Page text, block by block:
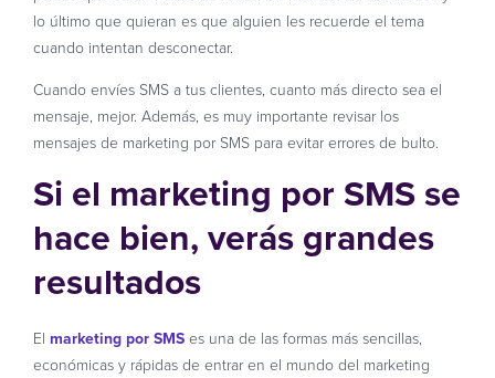
lo último que quieran es que alguien les recuerde el tema
cuando intentan desconectar.
Cuando envíes SMS a tus clientes, cuanto más directo sea el
mensaje, mejor. Además, es muy importante revisar los
mensajes de marketing por SMS para evitar errores de bulto.
Si el marketing por SMS se
hace bien, verás grandes
resultados
El marketing por SMS es una de las formas más sencillas,
económicas y rápidas de entrar en el mundo del marketing